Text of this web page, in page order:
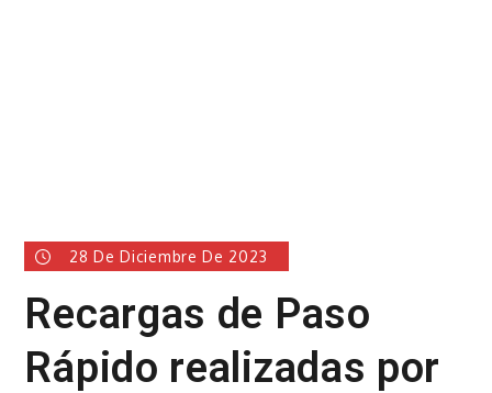
28 De Diciembre De 2023
Recargas de Paso
Rápido realizadas por